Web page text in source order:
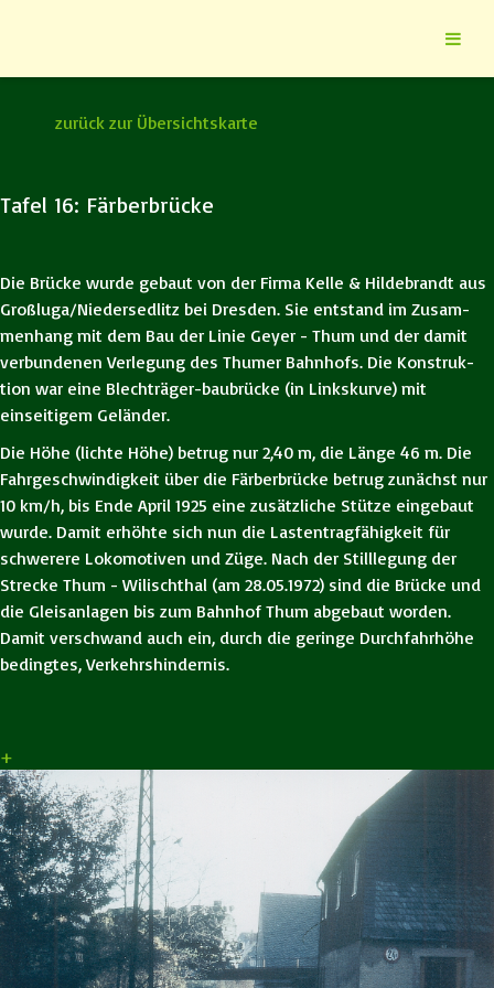
zurück zur Übersichtskarte
Tafel 16: Färberbrücke
Die Brücke wurde gebaut von der Firma Kelle & Hildebrandt aus
Großluga/Niedersedlitz bei Dresden. Sie entstand im Zusam-
menhang mit dem Bau der Linie Geyer - Thum und der damit
verbundenen Verlegung des Thumer Bahnhofs. Die Konstruk-
tion war eine Blechträger-baubrücke (in Linkskurve) mit
einseitigem Geländer.
Die Höhe (lichte Höhe) betrug nur 2,40 m, die Länge 46 m. Die
Fahrgeschwindigkeit über die Färberbrücke betrug zunächst nur
10 km/h, bis Ende April 1925 eine zusätzliche Stütze eingebaut
wurde. Damit erhöhte sich nun die Lastentragfähigkeit für
schwerere Lokomotiven und Züge. Nach der Stilllegung der
Strecke Thum - Wilischthal (am 28.05.1972) sind die Brücke und
die Gleisanlagen bis zum Bahnhof Thum abgebaut worden.
Damit verschwand auch ein, durch die geringe Durchfahrhöhe
bedingtes, Verkehrshindernis.
+